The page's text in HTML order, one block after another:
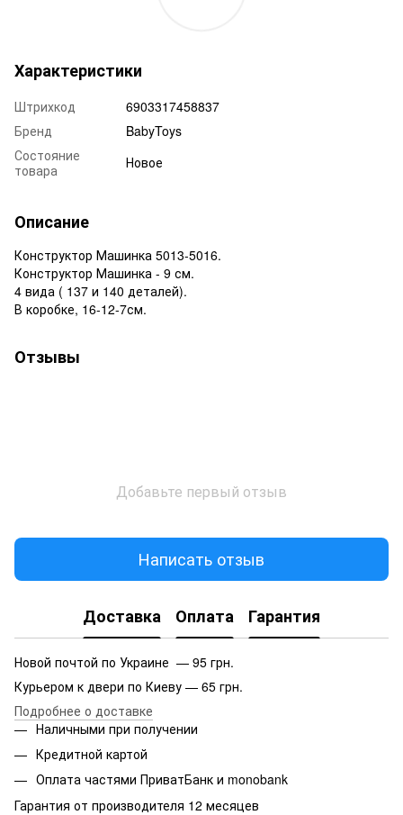
Характеристики
Штрихкод
6903317458837
Бренд
BabyToys
Состояние
товара
Новое
Описание
Конструктор Машинка 5013-5016.
Конструктор Машинка - 9 см.
4 вида ( 137 и 140 деталей).
В коробке, 16-12-7см.
Отзывы
Добавьте первый отзыв
Написать отзыв
Доставка Оплата Гарантия
Новой почтой по Украине — 95 грн.
Курьером к двери по Киеву — 65 грн.
Подробнее о доставке
Наличными при получении
Кредитной картой
Оплата частями ПриватБанк и monobank
Гарантия от производителя 12 месяцев